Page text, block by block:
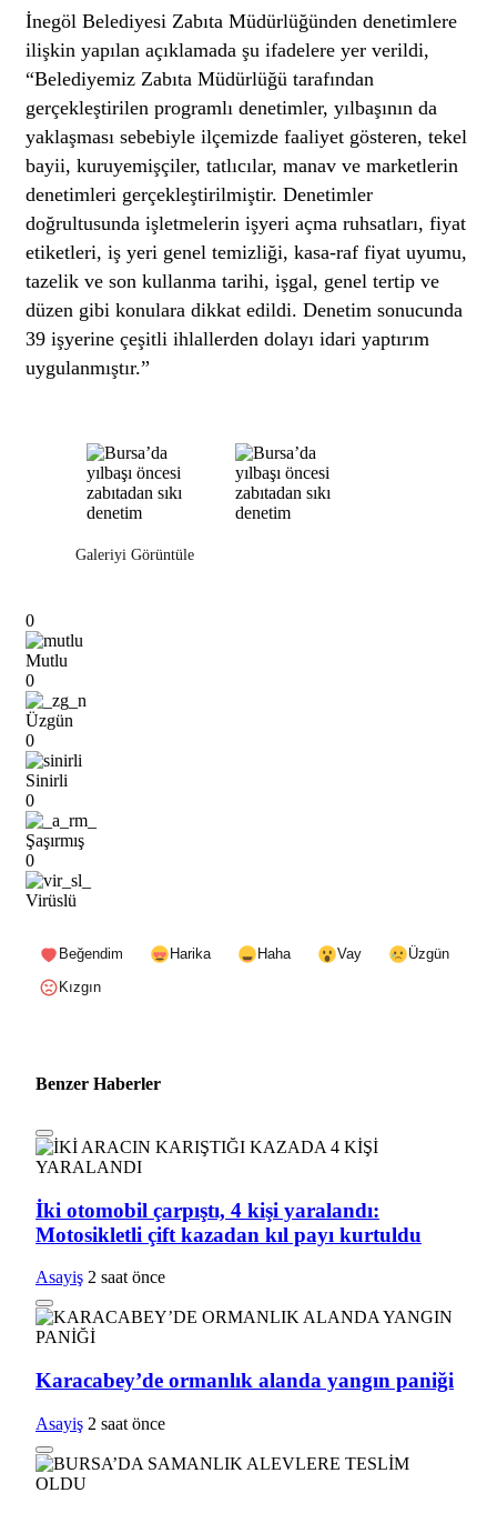
İnegöl Belediyesi Zabıta Müdürlüğünden denetimlere
ilişkin yapılan açıklamada şu ifadelere yer verildi,
“Belediyemiz Zabıta Müdürlüğü tarafından
gerçekleştirilen programlı denetimler, yılbaşının da
yaklaşması sebebiyle ilçemizde faaliyet gösteren, tekel
bayii, kuruyemişçiler, tatlıcılar, manav ve marketlerin
denetimleri gerçekleştirilmiştir. Denetimler
doğrultusunda işletmelerin işyeri açma ruhsatları, fiyat
etiketleri, iş yeri genel temizliği, kasa-raf fiyat uyumu,
tazelik ve son kullanma tarihi, işgal, genel tertip ve
düzen gibi konulara dikkat edildi. Denetim sonucunda
39 işyerine çeşitli ihlallerden dolayı idari yaptırım
uygulanmıştır.”
Galeriyi Görüntüle
0
Mutlu
0
Üzgün
0
Sinirli
0
Şaşırmış
0
Virüslü
Beğendim Harika Haha Vay
Üzgün
Kızgın
Benzer Haberler
İki otomobil çarpıştı, 4 kişi yaralandı:
Motosikletli çift kazadan kıl payı kurtuldu
Asayiş 2 saat önce
Karacabey’de ormanlık alanda yangın paniği
Asayiş 2 saat önce